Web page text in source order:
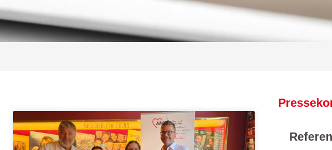
S
e
S
e
S
e
S
e